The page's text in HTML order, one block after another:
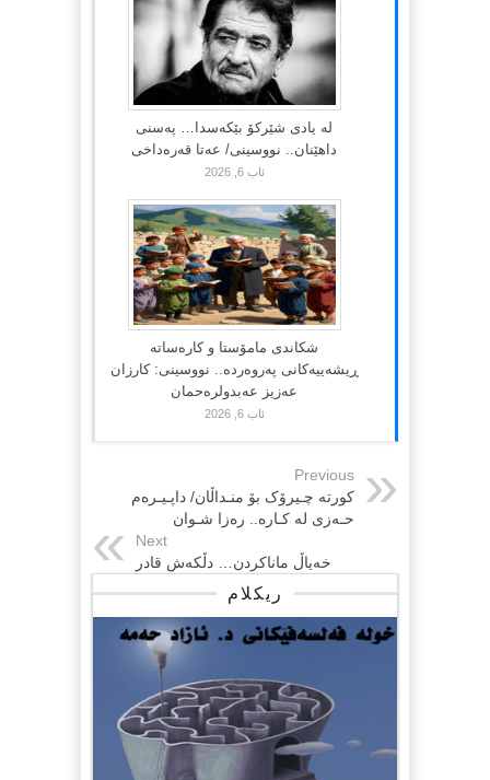
لە یادی شێرکۆ بێکەسدا… پەسنی
داهێنان.. نووسینی/ عەتا قەرەداخی
ئاب 6, 2026
شکاندی مامۆستا و کارەساتە
ڕیشەییەکانی پەروەردە.. نووسینی: کارزان
عەزیز عەبدولرەحمان
ئاب 6, 2026
Previous
کورتە چـیرۆک بۆ منـداڵان/ داپـیـرەم
حـەزی لە کـارە.. رەزا شـوان
Next
خەیاڵ ماناکردن… دڵکەش قادر
ریکلام